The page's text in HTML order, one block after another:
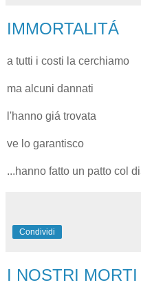
IMMORTALITÁ
a tutti i costi la cerchiamo
ma alcuni dannati
l'hanno giá trovata
ve lo garantisco
...hanno fatto un patto col
Condividi
I NOSTRI MORTI